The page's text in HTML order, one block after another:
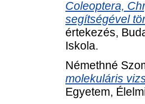
Coleoptera,
segítségével
értekezés,
Iskola.
Némethné
molekuláris
Egyetem,